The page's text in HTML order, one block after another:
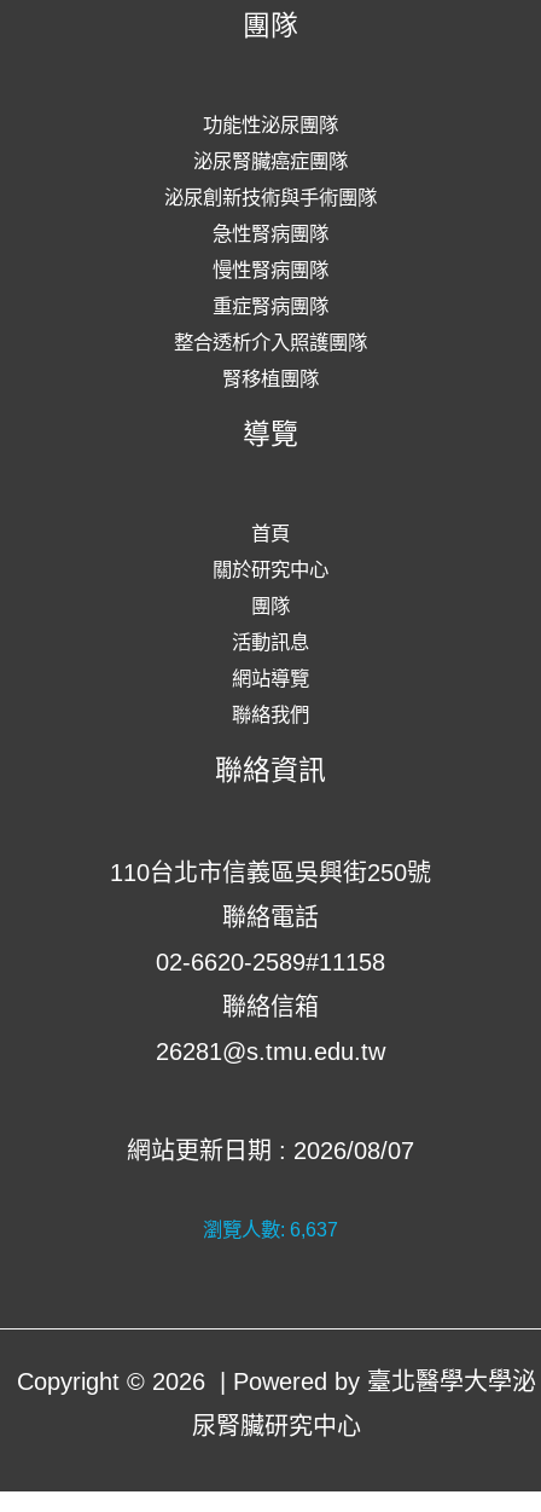
團隊
功能性泌尿團隊
泌尿腎臟癌症團隊
泌尿創新技術與手術團隊
急性腎病團隊
慢性腎病團隊
重症腎病團隊
整合透析介入照護團隊
腎移植團隊
導覽
首頁
關於研究中心
團隊
活動訊息
網站導覽
聯絡我們
聯絡資訊
110台北市信義區吳興街250號
聯絡電話
02-6620-2589#11158
聯絡信箱
26281@s.tmu.edu.tw
網站更新日期 : 2026/08/07
瀏覽人數: 6,637
Copyright © 2026 | Powered by 臺北醫學大學泌
尿腎臟研究中心